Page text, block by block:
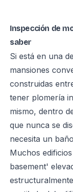
Inspección de
saber
Si está en una
mansiones
construidas
tener plomería
mismo, dentro
que nunca se
necesita un
Muchos
basement'